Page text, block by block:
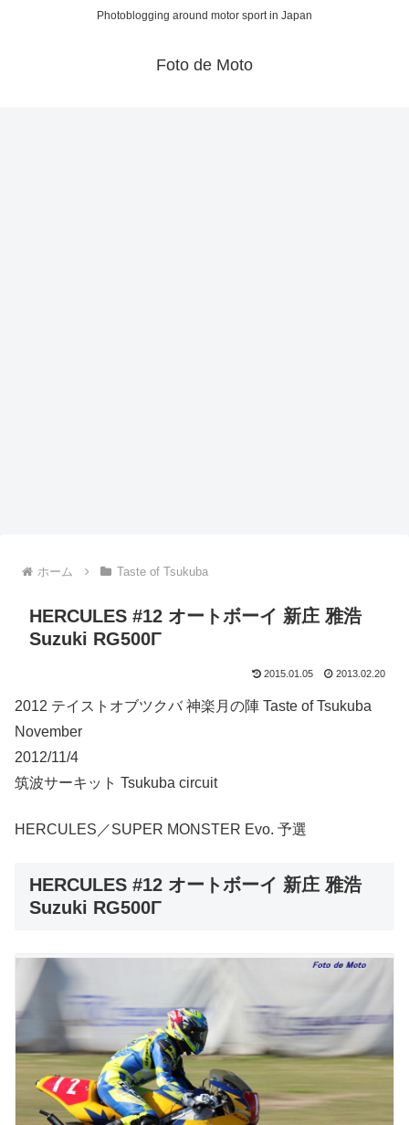
Photoblogging around motor sport in Japan
Foto de Moto
ホーム Taste of Tsukuba
HERCULES #12 オートボーイ 新庄 雅浩
Suzuki RG500Γ
2015.01.05 2013.02.20
2012 テイストオブツクバ 神楽月の陣 Taste of Tsukuba
November
2012/11/4
筑波サーキット Tsukuba circuit
HERCULES／SUPER MONSTER Evo. 予選
HERCULES #12 オートボーイ 新庄 雅浩
Suzuki RG500Γ